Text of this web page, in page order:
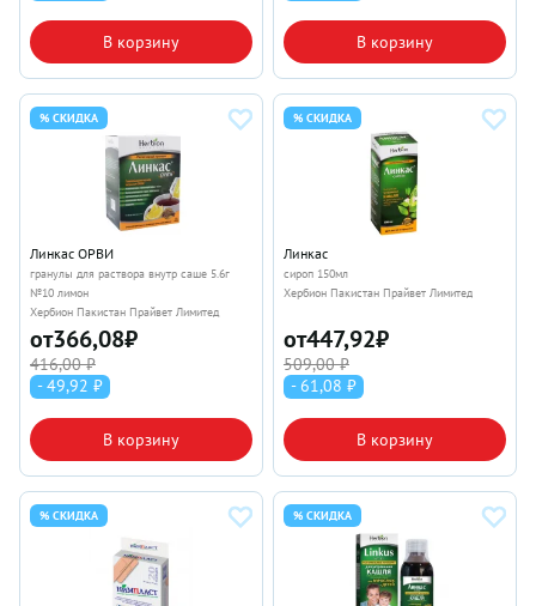
В корзину В корзину
% СКИДКА
Линкас ОРВИ
гранулы для раствора внутр саше 5.6г
№10 лимон
Хербион Пакистан Прайвет Лимитед
от366,08₽
416,00 ₽
- 49,92 ₽
В корзину
% СКИДКА
Линкас
сироп 150мл
Хербион Пакистан Прайвет Лимитед
от447,92₽
509,00 ₽
- 61,08 ₽
В корзину
% СКИДКА % СКИДКА